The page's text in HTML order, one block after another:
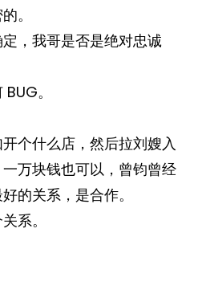
。
，我哥是否是绝对忠诚
。
个什么店，然后拉刘嫂入
万块钱也可以，曾钧曾经
的关系，是合作。
系。